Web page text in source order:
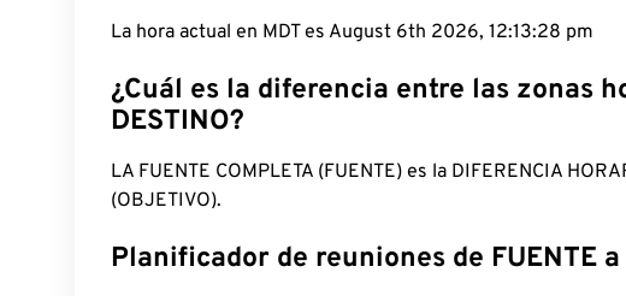
La hora actual en MDT es August 6th 2026, 12:13:29 pm
¿Cuál es la diferencia entre las zonas
DESTINO?
LA FUENTE COMPLETA (FUENTE) es la DIFERENCIA
(OBJETIVO).
Planificador de reuniones de FUENTE a